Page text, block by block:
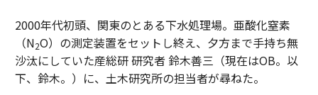
2000年代初頭、関東のとある下水処理場。亜酸化窒素
（N2O）の測定装置をセットし終え、夕方まで手持ち無
沙汰にしていた産総研 研究者 鈴木善三（現在はOB。以
下、鈴木。）に、土木研究所の担当者が尋ねた。